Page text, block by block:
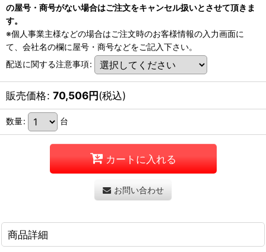
の屋号・商号がない場合はご注文をキャンセル扱いとさせて頂きま
す。
※個人事業主様などの場合はご注文時のお客様情報の入力画面に
て、会社名の欄に屋号・商号などをご記入下さい。
配送に関する注意事項:
販売価格: 70,506円(税込)
数量: 台
カートに入れる
お問い合わせ
商品詳細